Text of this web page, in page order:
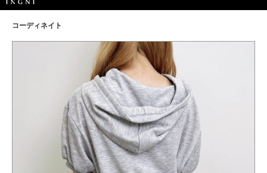
販｜INGNI
STORE
コーディネイト